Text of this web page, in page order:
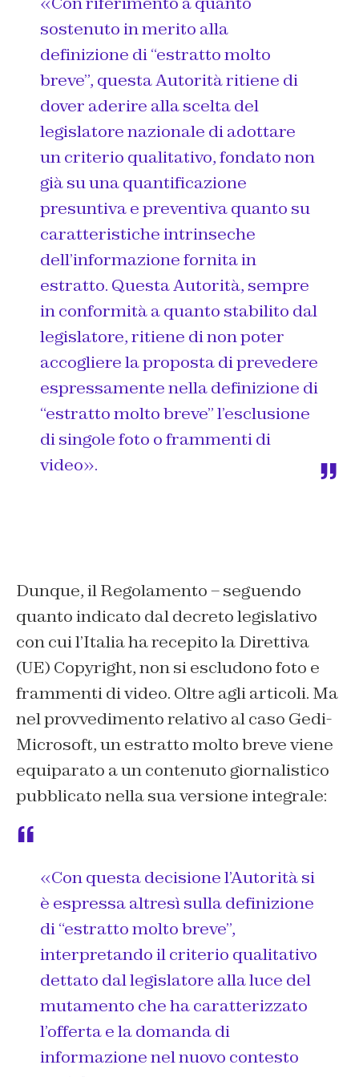
sostenuto in merito alla
definizione di “estratto molto
breve”, questa Autorità ritiene di
dover aderire alla scelta del
legislatore nazionale di adottare
un criterio qualitativo, fondato non
già su una quantificazione
presuntiva e preventiva quanto su
caratteristiche intrinseche
dell’informazione fornita in
estratto. Questa Autorità, sempre
in conformità a quanto stabilito dal
legislatore, ritiene di non poter
accogliere la proposta di prevedere
espressamente nella definizione di
“estratto molto breve” l’esclusione
di singole foto o frammenti di
video».
Dunque, il Regolamento – seguendo
quanto indicato dal decreto legislativo
con cui l’Italia ha recepito la Direttiva
(UE) Copyright, non si escludono foto e
frammenti di video. Oltre agli articoli. Ma
nel provvedimento relativo al caso Gedi-
Microsoft, un estratto molto breve viene
equiparato a un contenuto giornalistico
pubblicato nella sua versione integrale:
«Con questa decisione l’Autorità si
è espressa altresì sulla definizione
di “estratto molto breve”,
interpretando il criterio qualitativo
dettato dal legislatore alla luce del
mutamento che ha caratterizzato
l’offerta e la domanda di
informazione nel nuovo contesto